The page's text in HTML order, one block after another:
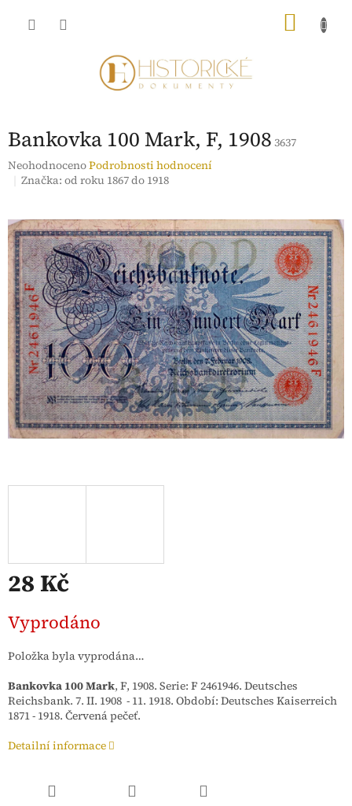
Bankovka 100 Mark, F, 1908 3637
Průměrné
hodnocení
0,0
z
5
hvězdiček.
NeohodnocenoPodrobnosti hodnocení
Značka:od roku 1867 do 1918
28 Kč
cena:
Vyprodáno
Položka byla vyprodána…
Bankovka 100 Mark, F, 1908. Serie: F 2461946. Deutsches
Reichsbank. 7. II. 1908 - 11. 1918. Období: Deutsches Kaiserreich
1871 - 1918. Červená pečeť.
Detailní informace